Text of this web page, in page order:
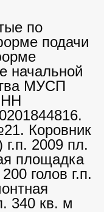
по
подачи
начальной
МУСП
Коровник
2009 пл.
площадка
голов г.п.
340 кв. м